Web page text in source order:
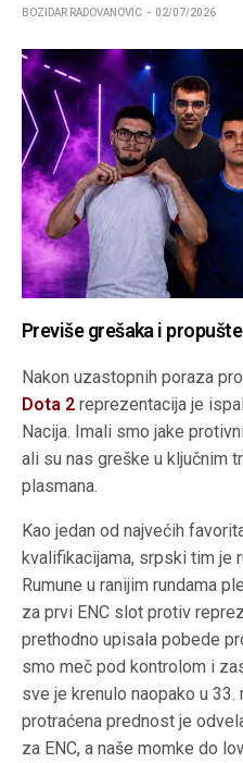
BOZIDAR RADOVANOVIC 02/07/2026
Previše grešaka i
Nakon uzastopnih poraza
Dota 2 reprezentacija je
Nacija. Imali smo jake
ali su nas greške u ključnim
plasmana.
Kao jedan od najvećih
kvalifikacijama, srpski tim je
Rumune u ranijim rundama
za prvi ENC slot protiv
prethodno upisala pobede
smo meč pod kontrolom i
sve je krenulo naopako u
protraćena prednost je
za ENC, a naše momke do